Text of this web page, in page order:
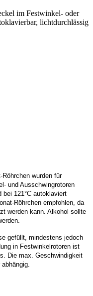
im Festwinkel- oder
lichtdurchlässig
wurden für
und Ausschwingrotoren
bei 121°C autoklaviert
Röhrchen empfohlen, da
werden kann. Alkohol sollte
gefüllt, mindestens jedoch
in Festwinkelrotoren ist
Die max. Geschwindigkeit